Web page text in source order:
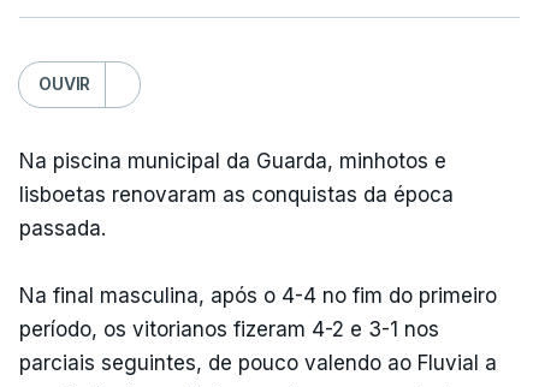
OUVIR
Na piscina municipal da Guarda, minhotos e
lisboetas renovaram as conquistas da época
passada.
Na final masculina, após o 4-4 no fim do primeiro
período, os vitorianos fizeram 4-2 e 3-1 nos
parciais seguintes, de pouco valendo ao Fluvial a